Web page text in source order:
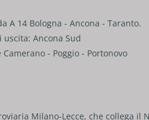
A 14 Bologna - Ancona - Taranto.
uscita: Ancona Sud
Camerano - Poggio - Portonovo
Milano-Lecce, che collega